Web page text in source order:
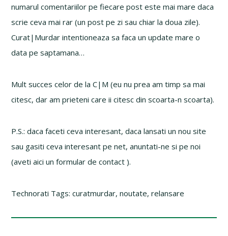
numarul comentariilor pe fiecare post este mai mare daca
scrie ceva mai rar (un post pe zi sau chiar la doua zile).
Curat|Murdar intentioneaza sa faca un update mare o
data pe saptamana…
Mult succes celor de la C|M (eu nu prea am timp sa mai
citesc, dar am prieteni care ii citesc din scoarta-n scoarta).
P.S.: daca faceti ceva interesant, daca lansati un nou site
sau gasiti ceva interesant pe net, anuntati-ne si pe noi
(aveti aici un formular de contact ).
Technorati Tags: curatmurdar, noutate, relansare